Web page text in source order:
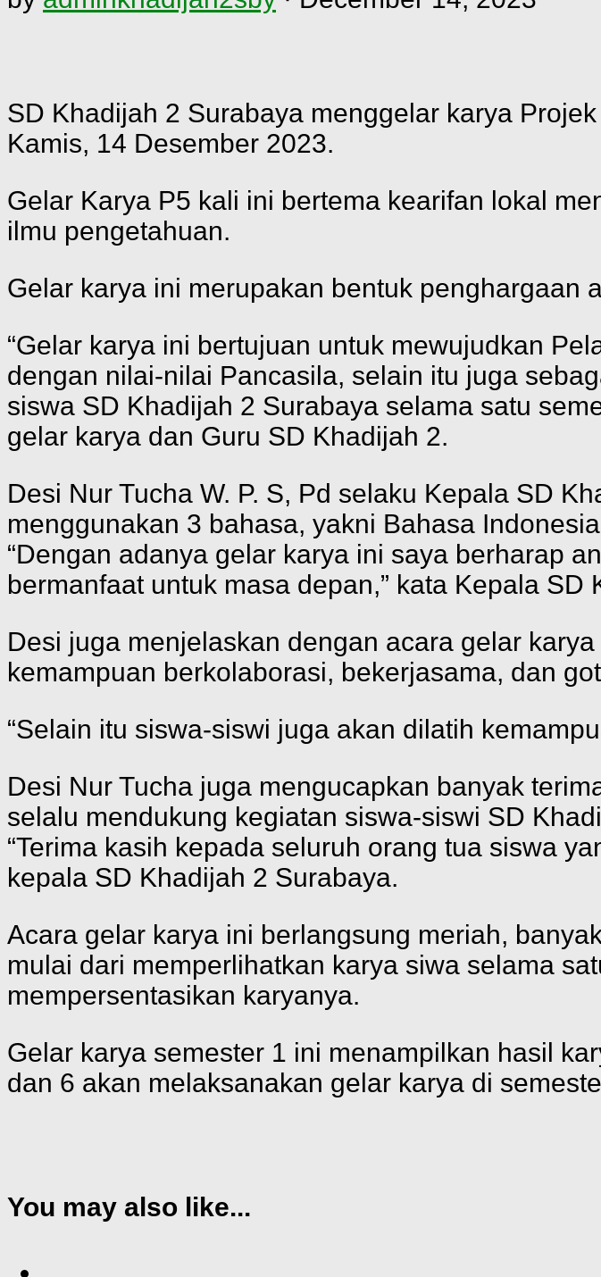
SD Khadijah 2 Surabaya menggelar karya
Kamis, 14 Desember 2023.
Gelar Karya P5 kali ini bertema kearifan lokal
ilmu pengetahuan.
Gelar karya ini merupakan bentuk penghargaan
“Gelar karya ini bertujuan untuk mewujudkan
dengan nilai-nilai Pancasila, selain itu juga
siswa SD Khadijah 2 Surabaya selama satu
gelar karya dan Guru SD Khadijah 2.
Desi Nur Tucha W. P. S, Pd selaku Kepala SD
menggunakan 3 bahasa, yakni Bahasa
“Dengan adanya gelar karya ini saya berharap
bermanfaat untuk masa depan,” kata Kepala
Desi juga menjelaskan dengan acara gelar
kemampuan berkolaborasi, bekerjasama, dan
“Selain itu siswa-siswi juga akan dilatih
Desi Nur Tucha juga mengucapkan banyak
selalu mendukung kegiatan siswa-siswi SD
“Terima kasih kepada seluruh orang tua siswa
kepala SD Khadijah 2 Surabaya.
Acara gelar karya ini berlangsung meriah,
mulai dari memperlihatkan karya siwa selama
mempersentasikan karyanya.
Gelar karya semester 1 ini menampilkan hasil
dan 6 akan melaksanakan gelar karya di
You may also like...